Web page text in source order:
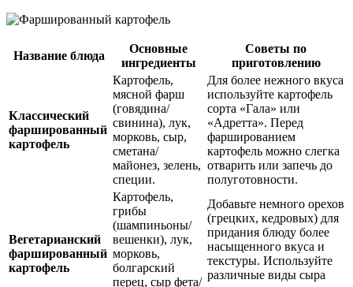
Название блюда
Основные
ингредиенты
Советы по
приготовлению
Классический
фаршированный
картофель
Картофель,
мясной фарш
(говядина/
свинина), лук,
морковь, сыр,
сметана/
майонез, зелень,
специи.
Для более нежного вкуса
используйте картофель
сорта «Гала» или
«Адретта». Перед
фаршированием
картофель можно слегка
отварить или запечь до
полуготовности.
Вегетарианский
фаршированный
картофель
Картофель,
грибы
(шампиньоны/
вешенки), лук,
морковь,
болгарский
перец, сыр фета/
Добавьте немного орехов
(грецких, кедровых) для
придания блюду более
насыщенного вкуса и
текстуры. Используйте
различные виды сыра